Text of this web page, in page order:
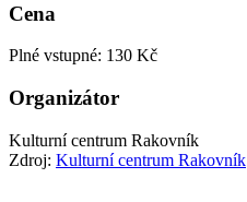
Cena
Plné vstupné: 130 Kč
Organizátor
Kulturní centrum Rakovník
Zdroj: Kulturní centrum Rakovník